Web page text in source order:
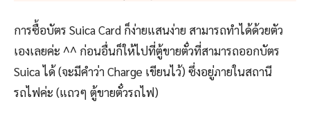
การซื้อบัตร Suica Card ก็ง่ายแสนง่าย สามารถทำได้ด้วยตัว
เองเลยค่ะ ^^ ก่อนอื่นก็ให้ไปที่ตู้ขายตั๋วที่สามารถออกบัตร
Suica ได้ (จะมีคำว่า Charge เขียนไว้) ซึ่งอยู่ภายในสถานี
รถไฟค่ะ (แถวๆ ตู้ขายตั๋วรถไฟ)